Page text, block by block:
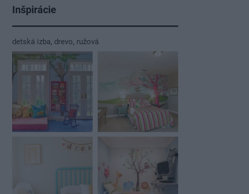
Inšpirácie
detská izba, drevo, ružová